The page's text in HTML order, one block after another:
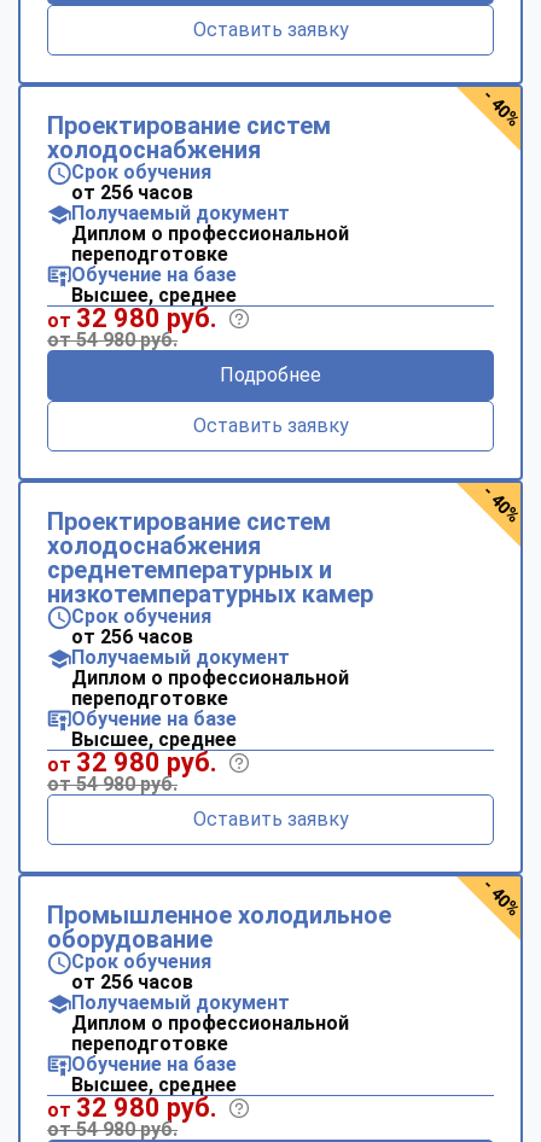
Оставить заявку
Проектирование систем
холодоснабжения
Срок обучения
от 256 часов
Получаемый документ
Диплом о профессиональной
переподготовке
Обучение на базе
Высшее, среднее
от 32 980 руб.
от 54 980 руб.
Подробнее
Оставить заявку
- 40%
Проектирование систем
холодоснабжения
среднетемпературных и
низкотемпературных камер
Срок обучения
от 256 часов
Получаемый документ
Диплом о профессиональной
переподготовке
Обучение на базе
Высшее, среднее
от 32 980 руб.
от 54 980 руб.
Оставить заявку
- 40%
Промышленное холодильное
оборудование
Срок обучения
от 256 часов
Получаемый документ
Диплом о профессиональной
переподготовке
Обучение на базе
Высшее, среднее
от 32 980 руб.
от 54 980 руб.
- 40%